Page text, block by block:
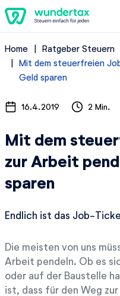
So geht's
Steuer-Lexikon
Home Ratgeber Steuern
Mit dem steuerfreien
Geld sparen
16.4.2019 2 Min.
Mit dem
zur Arbeit
sparen
Endlich ist das Job-
Die meisten von uns
Arbeit pendeln. Ob es
oder auf der Baustelle
ist, dass für den Weg